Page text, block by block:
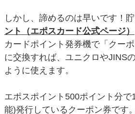
しかし、諦めるのは早いです！
ント（エポスカード公式ページ）
カードポイント発券機で「クーポ
に交換すれば、ユニクロやJINS
ように使えます。
エポスポイント500ポイント分
能)発行しているクーポン券です